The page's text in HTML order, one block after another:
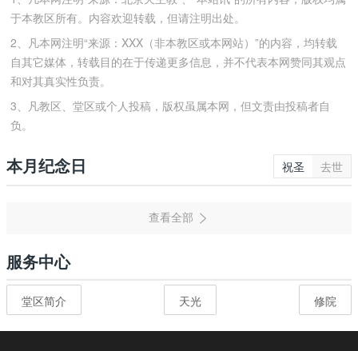
于本教区所有。内容欢迎转载，但请注明出处。
2、凡本网注明“来源：XXX（非本教区或本网站）”的内容，均转载
自其它媒体，转载目的在于传递更多信息，并不代表本网赞同其观点
和对其真实性负责。
3、凡教区、堂区或个人投稿，版权虽属本网，但文责由投稿者自
负。
本月纪念日 祝圣 去世
服务中心
堂区简介 天光 修院